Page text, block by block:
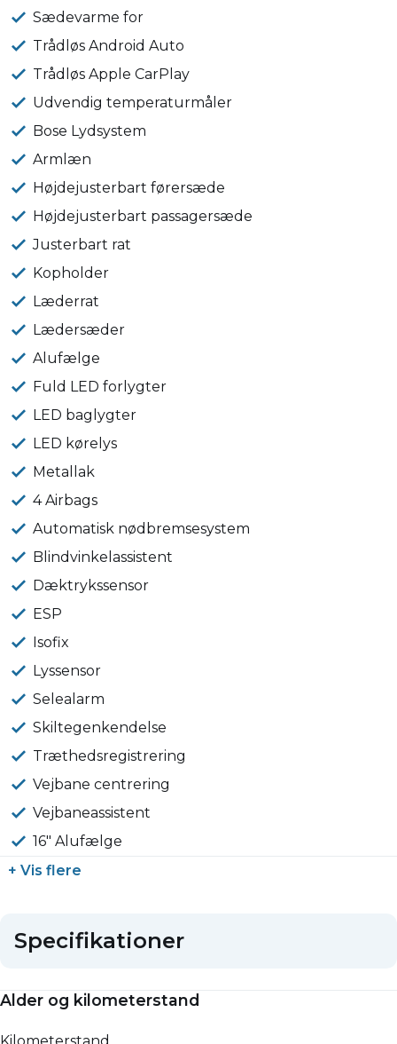
Sædevarme for
Trådløs Android Auto
Trådløs Apple CarPlay
Udvendig temperaturmåler
Bose Lydsystem
Armlæn
Højdejusterbart førersæde
Højdejusterbart passagersæde
Justerbart rat
Kopholder
Læderrat
Lædersæder
Alufælge
Fuld LED forlygter
LED baglygter
LED kørelys
Metallak
4 Airbags
Automatisk nødbremsesystem
Blindvinkelassistent
Dæktrykssensor
ESP
Isofix
Lyssensor
Selealarm
Skiltegenkendelse
Træthedsregistrering
Vejbane centrering
Vejbaneassistent
16" Alufælge
+ Vis flere
Specifikationer
Alder og kilometerstand